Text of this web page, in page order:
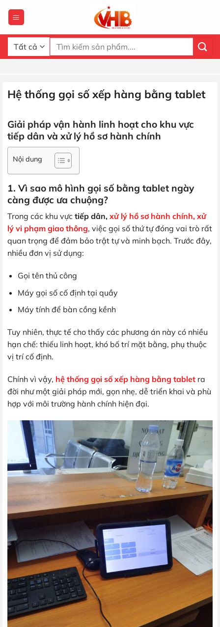
qua
dung
Tìm
kiếm:
Hệ thống gọi số xếp hàng bằng tablet
Giải pháp vận hành linh hoạt cho khu vực
tiếp dân và xử lý hồ sơ hành chính
Nội dung
1. Vì sao mô hình gọi số bằng tablet ngày
càng được ưa chuộng?
Trong các khu vực tiếp dân, xử lý hồ sơ hành chính, xử
lý vi phạm giao thông, việc gọi số thứ tự đóng vai trò rất
quan trọng để đảm bảo trật tự và minh bạch. Trước đây,
nhiều đơn vị sử dụng:
Gọi tên thủ công
Máy gọi số cố định tại quầy
Máy tính để bàn cồng kềnh
Tuy nhiên, thực tế cho thấy các phương án này có nhiều
hạn chế: thiếu linh hoạt, khó bố trí mặt bằng, phụ thuộc
vị trí cố định.
Chính vì vậy, hệ thống gọi số xếp hàng bằng tablet ra
đời như một giải pháp mới, gọn nhẹ, dễ triển khai và phù
hợp với môi trường hành chính hiện đại.